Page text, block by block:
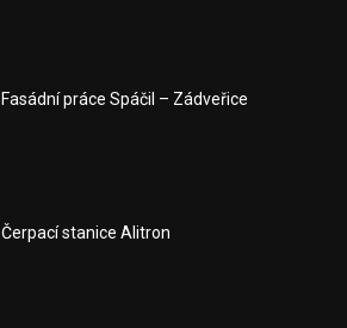
Fasádní práce Spáčil – Zádveřice
Čerpací stanice Alitron